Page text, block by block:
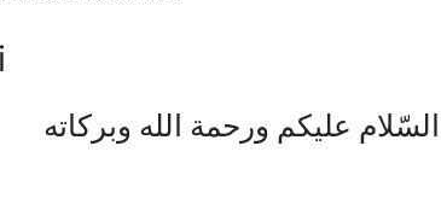
السّلام عليكم ورحمة الله وبركاته